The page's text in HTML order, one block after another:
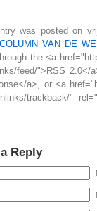
was posted on
COLUMN VAN DE
the <a
feed/">RSS 2.0</
a>, or <a
trackback/"
Reply